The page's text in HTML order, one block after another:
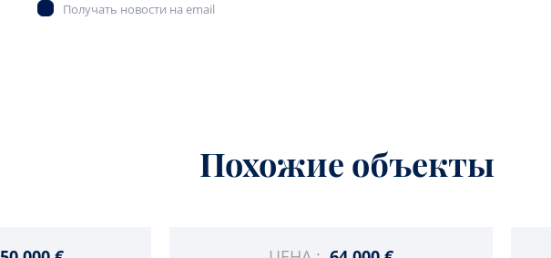
Получать новости на email
Похожие объекты